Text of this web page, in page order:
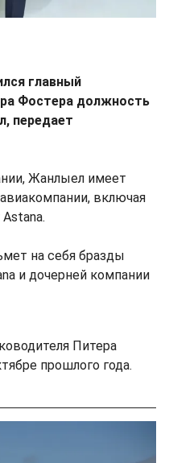
главный
Фостера должность
передает
Жанлыел имеет
включая
на себя бразды
и дочерней компании
Питера
прошлого года.